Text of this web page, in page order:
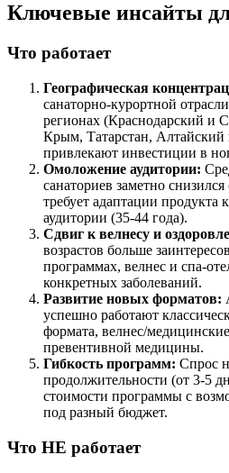
Ключевые инсайты
Что работает
Географическая
санаторно-курортной
регионах (Краснодарский и
Крым, Татарстан, Алтайский
привлекают инвестиции в
Омоложение аудитории:
санаториев заметно
требует адаптации продукта
аудитории (35-44 года).
Сдвиг к велнесу и
возрастов больше
программах, велнес и спа-
конкретных заболеваний.
Развитие новых форматов:
успешно работают
формата, велнес/
превентивной медицины.
Гибкость программ: Спрос
продолжительности (от 3-5
стоимости программы с
под разный бюджет.
Что НЕ работает